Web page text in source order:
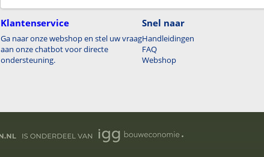
Klantenservice
Ga naar onze webshop en stel uw vraag
aan onze chatbot voor directe
ondersteuning.
Snel naar
Handleidingen
FAQ
Webshop